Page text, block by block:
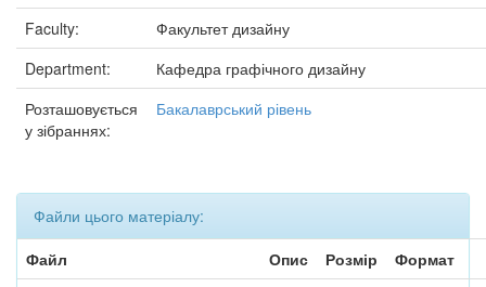
Faculty:
Факультет дизайну
Department:
Кафедра графічного дизайну
Розташовується
у зібраннях:
Бакалаврський рівень
Файли цього матеріалу:
Файл
Опис Розмір
Формат